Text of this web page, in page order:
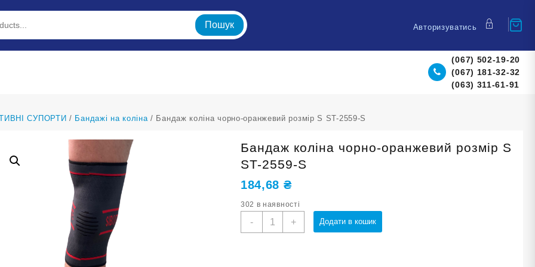
Пошук Авторизуватись
(067) 502-19-20
(067) 181-32-32
(063) 311-61-91
СУПОРТИ / Бандажі на коліна / Бандаж коліна чорно-оранжевий розмір S ST-2559-S
Бандаж коліна чорно-оранжевий розмір S
ST-2559-S
184,68 ₴
302 в наявності
-
Бандаж + Додати в кошик